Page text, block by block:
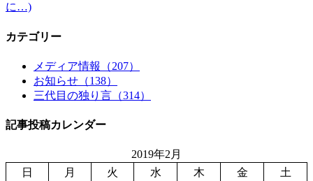
に…)
カテゴリー
メディア情報（207）
お知らせ（138）
三代目の独り言（314）
記事投稿カレンダー
2019年2月
日
月 火 水 木 金
土